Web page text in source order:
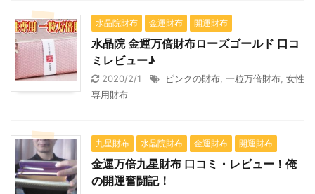
水晶院財布 金運財布 開運財布
水晶院 金運万倍財布ローズゴールド 口コ
ミレビュー♪
2020/2/1 ピンクの財布, 一粒万倍財布, 女性
専用財布
九星財布 水晶院財布 金運財布 開運財布
金運万倍九星財布 口コミ・レビュー！俺
の開運奮闘記！